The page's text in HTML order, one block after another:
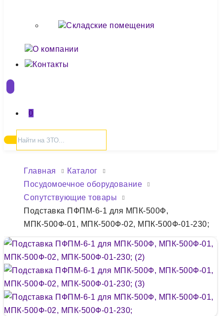
Складские помещения
О компании
Контакты
0
Главная
Каталог
Посудомоечное оборудование
Сопутствующие товары
Подставка ПФПМ-6-1 для МПК-500Ф,
МПК-500Ф-01, МПК-500Ф-02, МПК-500Ф-01-230;